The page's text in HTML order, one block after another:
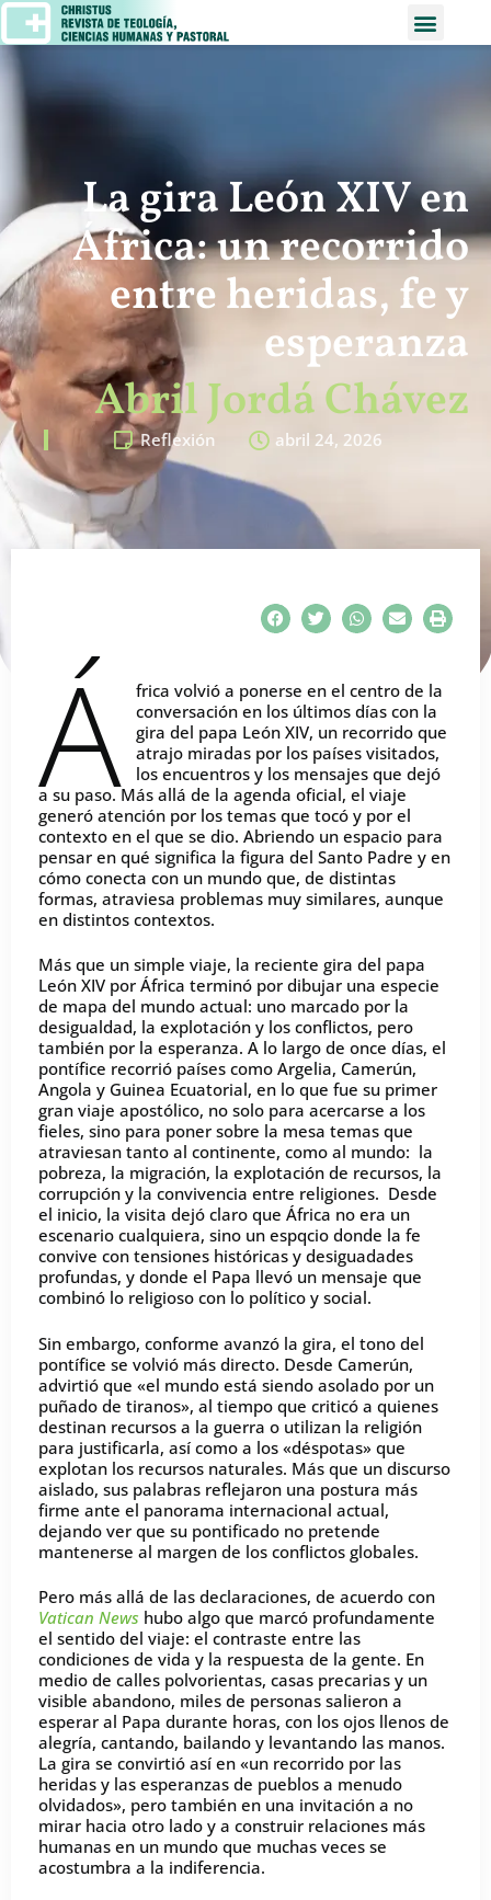
La gira León XIV en
África: un recorrido
entre heridas, fe y
esperanza
Abril Jordá Chávez
Reflexión abril 24, 2026
Á
frica volvió a ponerse en el centro de la
conversación en los últimos días con la
gira del papa León XIV, un recorrido que
atrajo miradas por los países visitados,
los encuentros y los mensajes que dejó
a su paso. Más allá de la agenda oficial, el viaje
generó atención por los temas que tocó y por el
contexto en el que se dio. Abriendo un espacio para
pensar en qué significa la figura del Santo Padre y en
cómo conecta con un mundo que, de distintas
formas, atraviesa problemas muy similares, aunque
en distintos contextos.
Más que un simple viaje, la reciente gira del papa
León XIV por África terminó por dibujar una especie
de mapa del mundo actual: uno marcado por la
desigualdad, la explotación y los conflictos, pero
también por la esperanza. A lo largo de once días, el
pontífice recorrió países como Argelia, Camerún,
Angola y Guinea Ecuatorial, en lo que fue su primer
gran viaje apostólico, no solo para acercarse a los
fieles, sino para poner sobre la mesa temas que
atraviesan tanto al continente, como al mundo: la
pobreza, la migración, la explotación de recursos, la
corrupción y la convivencia entre religiones. Desde
el inicio, la visita dejó claro que África no era un
escenario cualquiera, sino un espqcio donde la fe
convive con tensiones históricas y desiguadades
profundas, y donde el Papa llevó un mensaje que
combinó lo religioso con lo político y social.
Sin embargo, conforme avanzó la gira, el tono del
pontífice se volvió más directo. Desde Camerún,
advirtió que «el mundo está siendo asolado por un
puñado de tiranos», al tiempo que criticó a quienes
destinan recursos a la guerra o utilizan la religión
para justificarla, así como a los «déspotas» que
explotan los recursos naturales. Más que un discurso
aislado, sus palabras reflejaron una postura más
firme ante el panorama internacional actual,
dejando ver que su pontificado no pretende
mantenerse al margen de los conflictos globales.
Pero más allá de las declaraciones, de acuerdo con
Vatican News hubo algo que marcó profundamente
el sentido del viaje: el contraste entre las
condiciones de vida y la respuesta de la gente. En
medio de calles polvorientas, casas precarias y un
visible abandono, miles de personas salieron a
esperar al Papa durante horas, con los ojos llenos de
alegría, cantando, bailando y levantando las manos.
La gira se convirtió así en «un recorrido por las
heridas y las esperanzas de pueblos a menudo
olvidados», pero también en una invitación a no
mirar hacia otro lado y a construir relaciones más
humanas en un mundo que muchas veces se
acostumbra a la indiferencia.